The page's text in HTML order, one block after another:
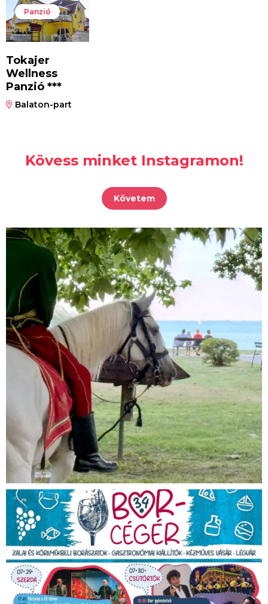
Panzió
Tokajer
Wellness
Panzió ***
Balaton-part
Kövess minket Instagramon!
Követem